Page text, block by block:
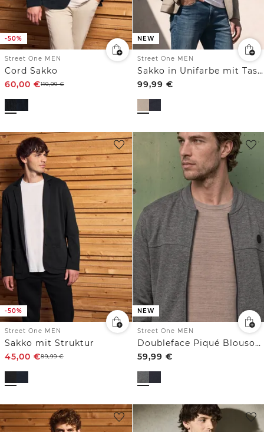
-50%
Street One MEN
Cord Sakko
60,00 €119,99€
NEW
Street One MEN
Sakko in Unifarbe mit Taschen
99,99 €
-50%
Street One MEN
Sakko mit Struktur
45,00 €89,99€
NEW
Street One MEN
Doubleface Piqué Blouson mit Zipper
59,99 €